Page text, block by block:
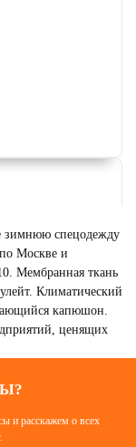
зимнюю спецодежду
Москве и
Мембранная ткань
Климатический
капюшон.
ценящих
и расскажем о всех